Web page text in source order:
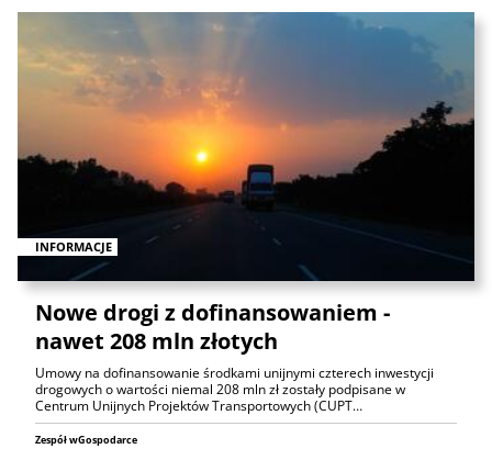
INFORMACJE
Nowe drogi z dofinansowaniem -
nawet 208 mln złotych
Umowy na dofinansowanie środkami unijnymi czterech inwestycji
drogowych o wartości niemal 208 mln zł zostały podpisane w
Centrum Unijnych Projektów Transportowych (CUPT…
Zespół wGospodarce